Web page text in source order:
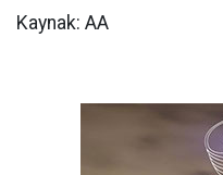
Kaynak: AA